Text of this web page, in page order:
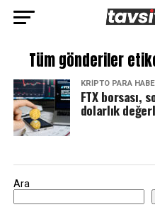
Tüm gönderiler
KRIPTO PARA
FTX borsası,
dolarlık
Ara